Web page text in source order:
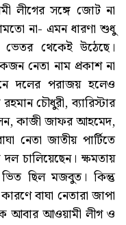
লীগের সঙ্গে জোট না
না- এমন ধারণা শুধু
থেকেই উঠেছে।
নেতা নাম প্রকাশ না
দলের পরাজয় হলেও
চৌধুরী, ব্যারিস্টার
কাজী জাফর আহমেদ,
নেতা জাতীয় পার্টিতে
চালিয়েছেন। ক্ষমতায়
ছিল মজবুত। কিন্তু
বাঘা নেতারা জাপা
আবার আওয়ামী লীগ ও